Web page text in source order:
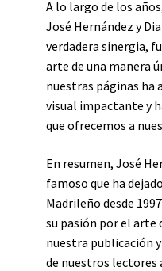
A lo largo de los
José Hernández y
verdadera sinergia,
arte de una manera
nuestras páginas ha
visual impactante y
que ofrecemos a
En resumen, José
famoso que ha
Madrileño desde
su pasión por el arte
nuestra publicación
de nuestros lectores